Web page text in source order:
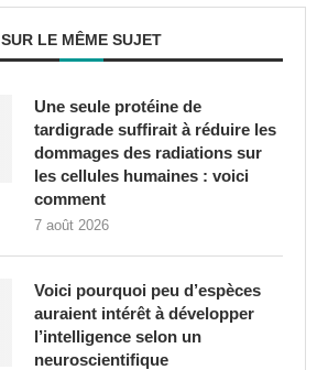
SUR LE MÊME SUJET
Une seule protéine de
tardigrade suffirait à réduire les
dommages des radiations sur
les cellules humaines : voici
comment
7 août 2026
Voici pourquoi peu d’espèces
auraient intérêt à développer
l’intelligence selon un
neuroscientifique